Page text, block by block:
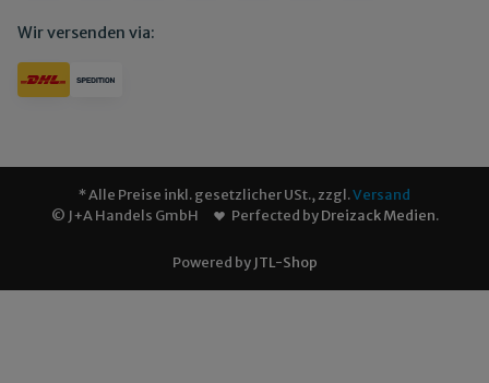
Wir versenden via:
* Alle Preise inkl. gesetzlicher USt., zzgl.Versand
© J+A Handels GmbH
Perfected byDreizack Medien.
Powered by JTL-Shop